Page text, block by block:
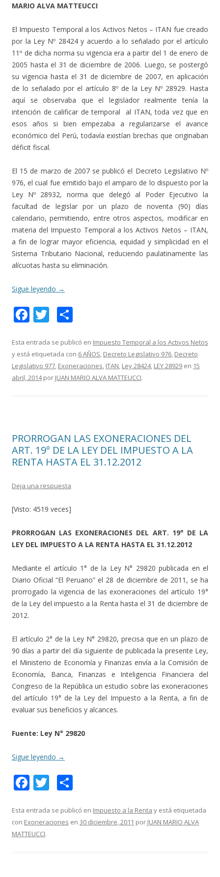
MARIO ALVA MATTEUCCI
El Impuesto Temporal a los Activos Netos – ITAN fue creado
por la Ley Nº 28424 y acuerdo a lo señalado por el artículo
11º de dicha norma su vigencia era a partir del 1 de enero de
2005 hasta el 31 de diciembre de 2006. Luego, se postergó
su vigencia hasta el 31 de diciembre de 2007, en aplicación
de lo señalado por el artículo 8º de la Ley Nº 28929. Hasta
aquí se observaba que el legislador realmente tenía la
intención de calificar de temporal al ITAN, toda vez que en
esos años si bien empezaba a regularizarse el avance
económico del Perú, todavía existían brechas que originaban
déficit fiscal.
El 15 de marzo de 2007 se publicó el Decreto Legislativo Nº
976, el cual fue emitido bajo el amparo de lo dispuesto por la
Ley Nº 28932, norma que delegó al Poder Ejecutivo la
facultad de legislar por un plazo de noventa (90) días
calendario, permitiendo, entre otros aspectos, modificar en
materia del Impuesto Temporal a los Activos Netos – ITAN,
a fin de lograr mayor eficiencia, equidad y simplicidad en el
Sistema Tributario Nacional, reduciendo paulatinamente las
alícuotas hasta su eliminación.
Sigue leyendo →
F
e
b
o
T
itt
er
m
p
ar
Esta entrada se publicó en Impuesto Temporal a los Activos Netos
y está etiquetada con 6 AÑOS, Decreto Legislativo 976, Decreto
Legislativo 977, Exoneraciones, ITAN, Ley 28424, LEY 28929 en 15
abril, 2014por JUAN MARIO ALVA MATTEUCCI.
PRORROGAN LAS EXONERACIONES DEL
ART. 19° DE LA LEY DEL IMPUESTO A LA
RENTA HASTA EL 31.12.2012
Deja una respuesta
[Visto: 4519 veces]
PRORROGAN LAS EXONERACIONES DEL ART. 19° DE LA
LEY DEL IMPUESTO A LA RENTA HASTA EL 31.12.2012
Mediante el artículo 1° de la Ley N° 29820 publicada en el
Diario Oficial “El Peruano” el 28 de diciembre de 2011, se ha
prorrogado la vigencia de las exoneraciones del artículo 19°
de la Ley del impuesto a la Renta hasta el 31 de diciembre de
2012.
El artículo 2° de la Ley N° 29820, precisa que en un plazo de
90 días a partir del día siguiente de publicada la presente Ley,
el Ministerio de Economía y Finanzas envía a la Comisión de
Economía, Banca, Finanzas e Inteligencia Financiera del
Congreso de la República un estudio sobre las exoneraciones
del artículo 19° de la Ley del Impuesto a la Renta, a fin de
evaluar sus beneficios y alcances.
Fuente: Ley N° 29820
Sigue leyendo →
F
e
b
T
itt
er
m
p
Esta entrada se publicó en Impuesto a la Renta y está etiquetada
con Exoneraciones en 30 diciembre, 2011 por JUAN MARIO ALVA
MATTEUCCI.